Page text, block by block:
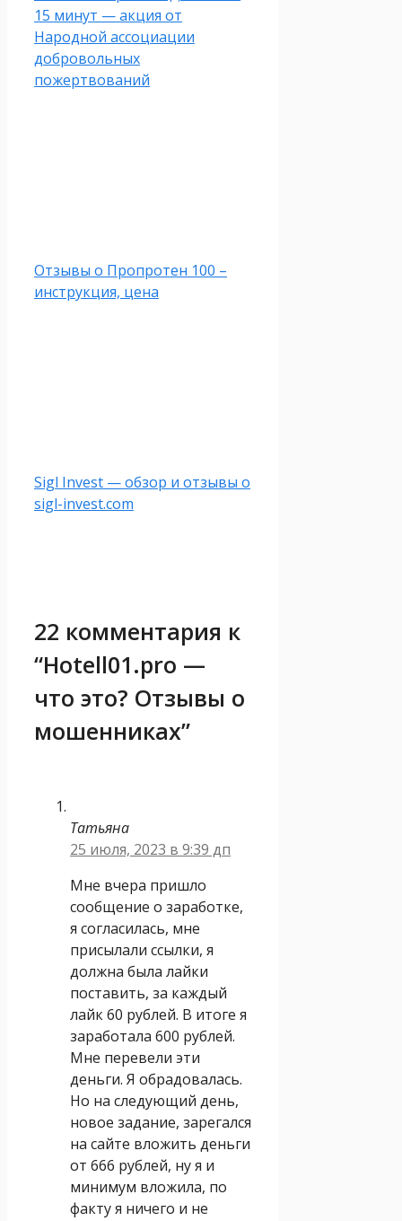
15 минут — акция от
Народной ассоциации
добровольных
пожертвований
Отзывы о Пропротен 100 –
инструкция, цена
Sigl Invest — обзор и отзывы о
sigl-invest.com
22 комментария к
“Hotell01.pro —
что это? Отзывы о
мошенниках”
Татьяна
25 июля, 2023 в 9:39 дп
Мне вчера пришло
сообщение о заработке,
я согласилась, мне
присылали ссылки, я
должна была лайки
поставить, за каждый
лайк 60 рублей. В итоге я
заработала 600 рублей.
Мне перевели эти
деньги. Я обрадовалась.
Но на следующий день,
новое задание, зарегался
на сайте вложить деньги
от 666 рублей, ну я и
минимум вложила, по
факту я ничего и не